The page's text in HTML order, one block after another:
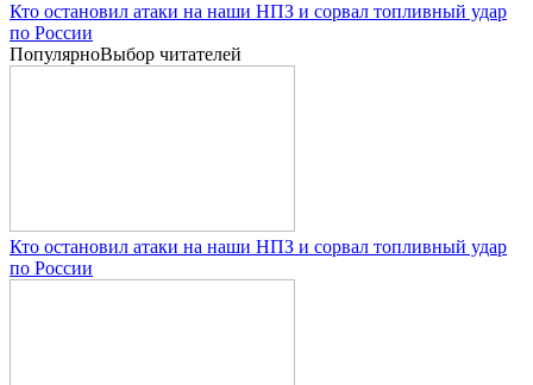
Кто остановил атаки на наши НПЗ и сорвал топливный удар
по России
ПопулярноВыбор читателей
Кто остановил атаки на наши НПЗ и сорвал топливный удар
по России